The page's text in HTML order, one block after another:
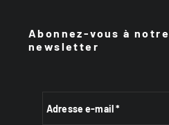
Abonnez-vous à notre
newsletter